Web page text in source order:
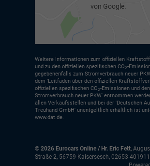
von Google.
Weitere Informationen zum offiziellen
und zu den offiziellen spezifischen CO2-
gegebenenfalls zum Stromverbrauch neuer
dem 'Leitfaden über den offiziellen
offiziellen spezifischen CO2-Emissionen und
Stromverbrauch neuer PKW' entnommen
allen Verkaufsstellen und bei der 'Deutschen
Treuhand GmbH' unentgeltlich erhältlich ist
www.dat.de.
© 2026 Eurocars Online / Hr. Eric Fett
Straße 2 56759 Kaisersesch, 02653-